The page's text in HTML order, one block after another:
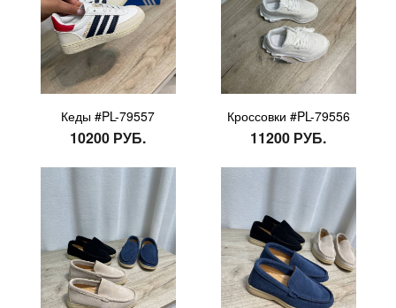
Кеды #PL-79557
10200 РУБ.
Кроссовки #PL-79556
11200 РУБ.